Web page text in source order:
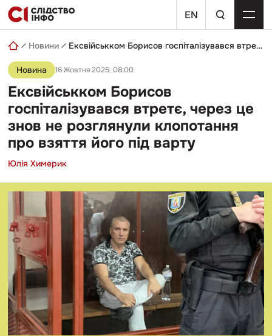
Skip
to
content
EN
пошуковий
запит
Новини Ексвійськком Борисов госпіталізувався втретє, через це знов не розглянули клопотання про взяття його під варту
Новина 16 Жовтня 2025, 08:00
Ексвійськком Борисов
госпіталізувався втретє, через це
знов не розглянули клопотання
про взяття його під варту
Юлія Химерик